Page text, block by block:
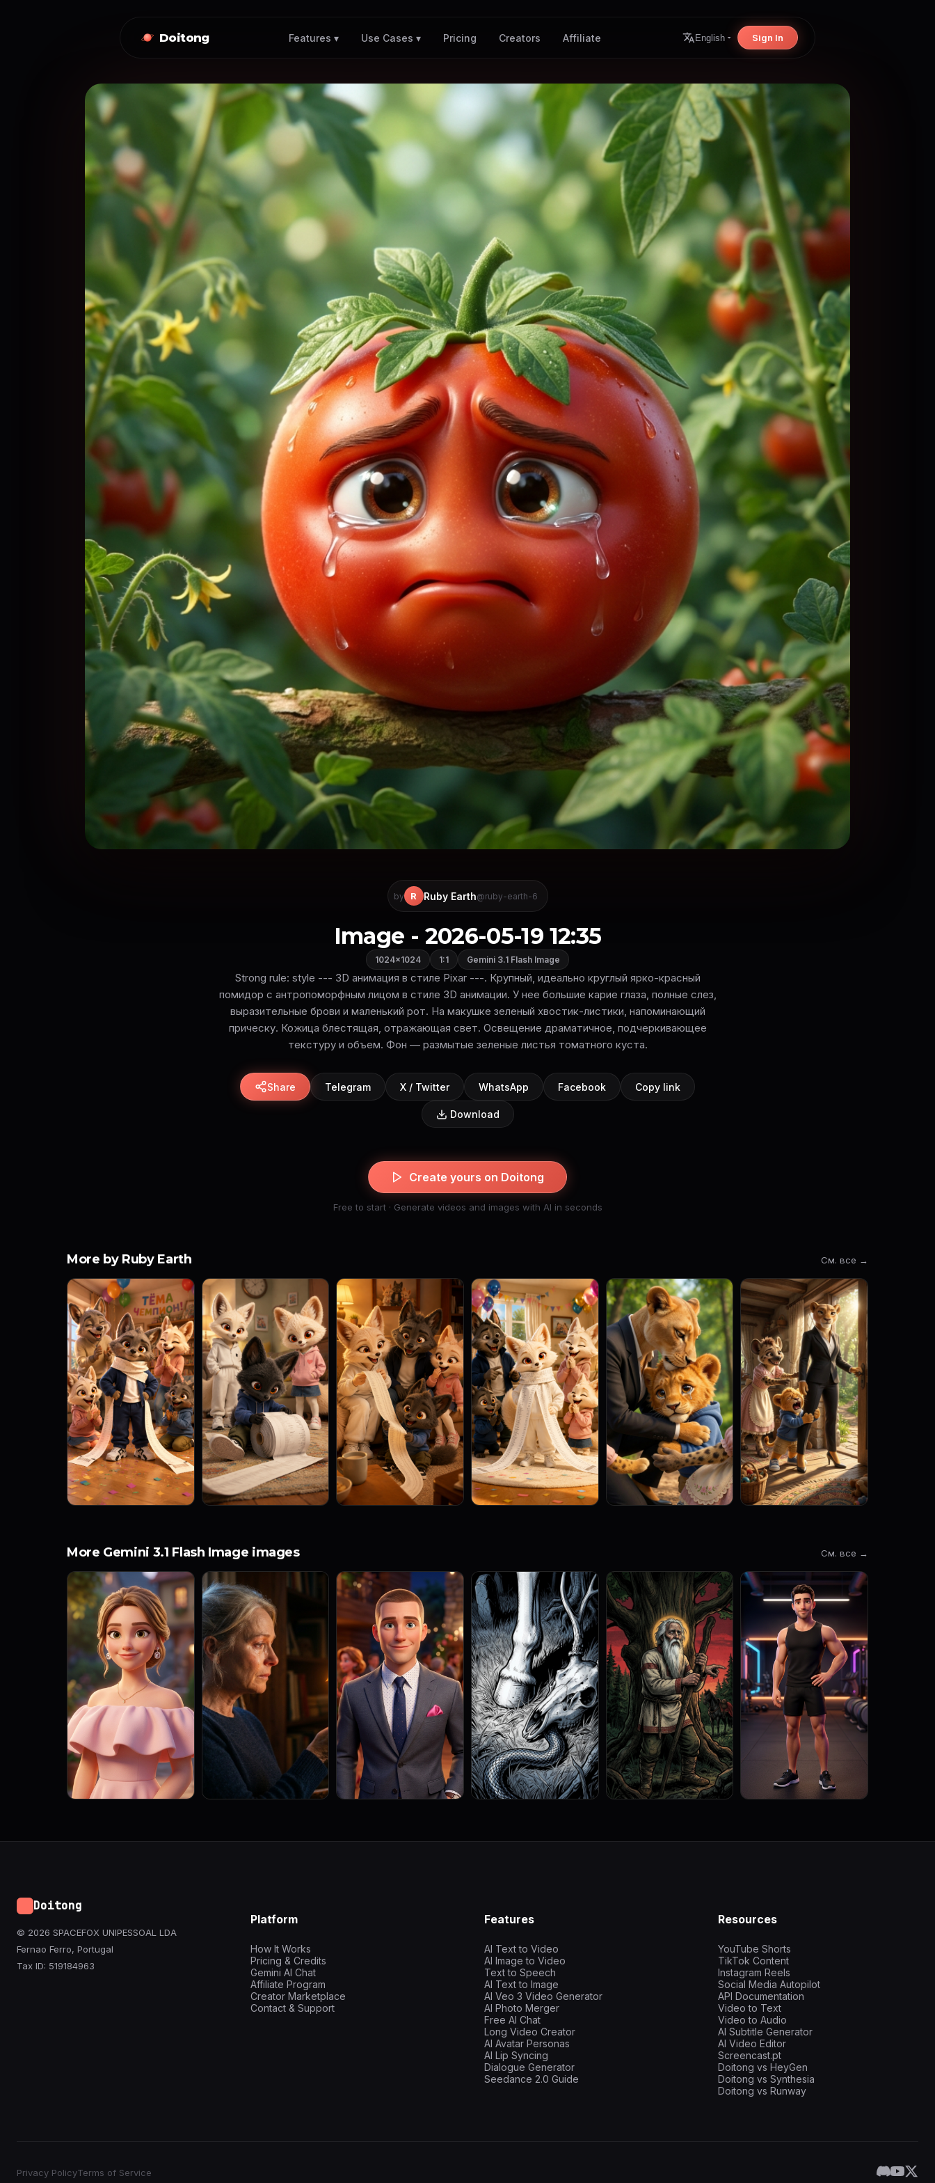
Doitong Features ▾ Use Cases ▾ Pricing Creators Affiliate English Sign In
by R Ruby Earth@ruby-earth-6
Image - 2026-05-19 12:35
1024×1024 1:1 Gemini 3.1 Flash Image
Strong rule: style --- 3D анимация в стиле Pixar ---. Крупный, идеально круглый ярко-красный
помидор с антропоморфным лицом в стиле 3D анимации. У нее большие карие глаза, полные слез,
выразительные брови и маленький рот. На макушке зеленый хвостик-листики, напоминающий
прическу. Кожица блестящая, отражающая свет. Освещение драматичное, подчеркивающее
текстуру и объем. Фон — размытые зеленые листья томатного куста.
Share Telegram X / Twitter WhatsApp Facebook Copy link
Download
Create yours on Doitong
Free to start · Generate videos and images with AI in seconds
More by Ruby Earth См. все →
More Gemini 3.1 Flash Image images См. все →
Doitong
© 2026 SPACEFOX UNIPESSOAL LDA
Fernao Ferro, Portugal
Tax ID: 519184963
Platform
How It Works
Pricing & Credits
Gemini AI Chat
Affiliate Program
Creator Marketplace
Contact & Support
Features
AI Text to Video
AI Image to Video
Text to Speech
AI Text to Image
AI Veo 3 Video Generator
AI Photo Merger
Free AI Chat
Long Video Creator
AI Avatar Personas
AI Lip Syncing
Dialogue Generator
Seedance 2.0 Guide
Resources
YouTube Shorts
TikTok Content
Instagram Reels
Social Media Autopilot
API Documentation
Video to Text
Video to Audio
AI Subtitle Generator
AI Video Editor
Screencast.pt
Doitong vs HeyGen
Doitong vs Synthesia
Doitong vs Runway
Privacy PolicyTerms of Service